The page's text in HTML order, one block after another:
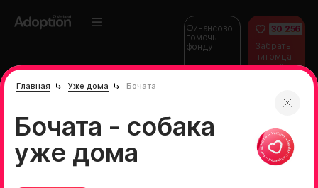
Финансово
помочь
фонду
30 256
Забрать
питомца
домой
Главная Уже дома Бочата
Бочата - собака
уже дома